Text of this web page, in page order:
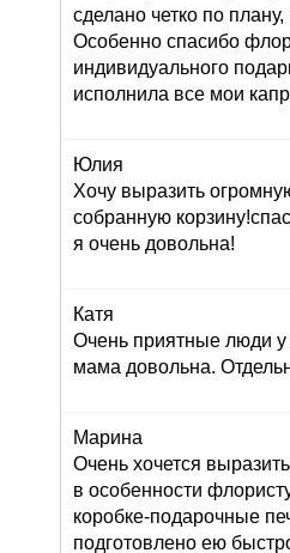
сделано четко по
Особенно спасибо
индивидуального
исполнила все мои
Юлия
Хочу выразить
собранную
я очень довольна!
Катя
Очень приятные люди у
мама довольна.
Марина
Очень хочется
в особенности
коробке-подарочные
подготовлено ею